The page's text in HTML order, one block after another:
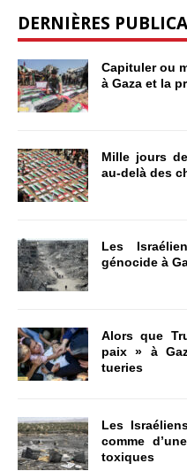
DERNIÈRES
Capituler ou
à Gaza et la
Mille jours
au-delà des
Les
génocide à
Alors que
paix » à
tueries
Les
comme
toxiques